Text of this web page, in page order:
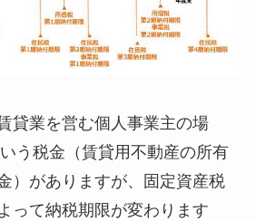
貸業を営む個人事業主の場
う税金（賃貸用不動産の所有
）がありますが、固定資産税
って納税期限が変わります